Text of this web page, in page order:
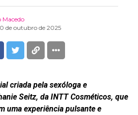
Macedo
de outubro de 2025
criada pela sexóloga e
Seitz, da INTT Cosméticos, que
uma experiência pulsante e